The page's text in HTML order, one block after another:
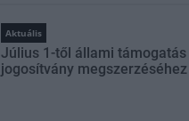
Aktuális
Július 1-től állami támogatás
jogosítvány megszerzéséhez